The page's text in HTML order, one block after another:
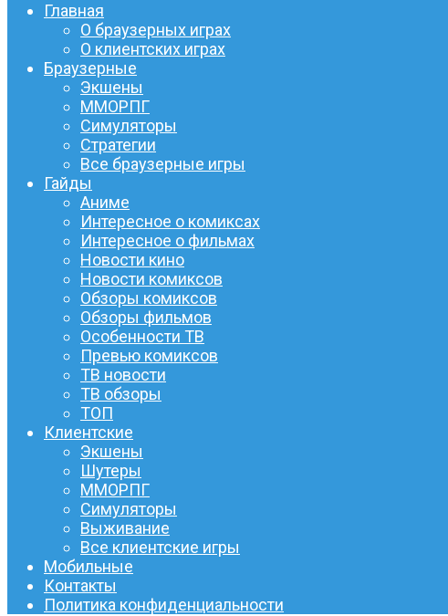
Главная
О браузерных играх
О клиентских играх
Браузерные
Экшены
ММОРПГ
Симуляторы
Стратегии
Все браузерные игры
Гайды
Аниме
Интересное о комиксах
Интересное о фильмах
Новости кино
Новости комиксов
Обзоры комиксов
Обзоры фильмов
Особенности ТВ
Превью комиксов
ТВ новости
ТВ обзоры
ТОП
Клиентские
Экшены
Шутеры
ММОРПГ
Симуляторы
Выживание
Все клиентские игры
Мобильные
Контакты
Политика конфиденциальности